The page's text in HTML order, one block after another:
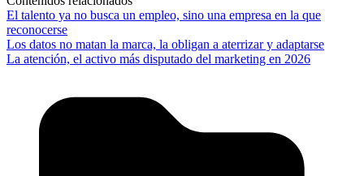
El talento ya no busca un empleo, sino una empresa en la que
reconocerse
Los datos no matan la marca, la obligan a aterrizar y adaptarse
La atención, el activo más disputado del marketing en 2026